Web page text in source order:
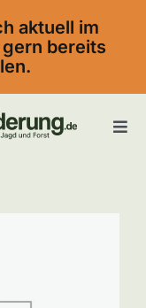
aktuell im
bereits